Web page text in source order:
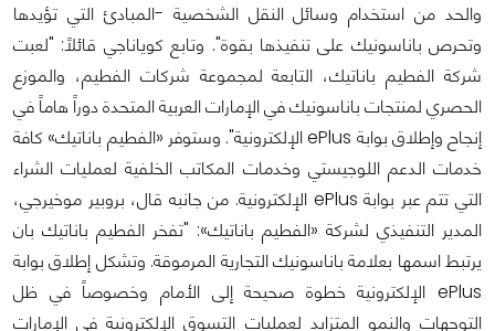
والحد من استخدام وسائل النقل الشخصية -المبادئ التي تؤيدها
وتحرص باناسونيك على تنفيذها بقوة". وتابع كوياناجي قائلاً: "لعبت
شركة الفطيم باناتيك، التابعة لمجموعة شركات الفطيم، والموزع
الحصري لمنتجات باناسونيك في الإمارات العربية المتحدة دوراً هاماً في
إنجاح وإطلاق بوابة ePlus الإلكترونية". وستوفر «الفطيم باناتيك» كافة
خدمات الدعم اللوجيستي وخدمات المكاتب الخلفية لعمليات الشراء
التي تتم عبر بوابة ePlus الإلكترونية. من جانبه قال، بروبير موخيرجي،
المدير التنفيذي لشركة «الفطيم باناتيك»: "تفخر الفطيم باناتيك بان
يرتبط اسمها بعلامة باناسونيك التجارية المرموقة. وتشكل إطلاق بوابة
ePlus الإلكترونية خطوة صحيحة إلى الأمام وخصوصاً في ظل
التوجهات والنمو المتزايد لعمليات التسوق الإلكترونية في الإمارات